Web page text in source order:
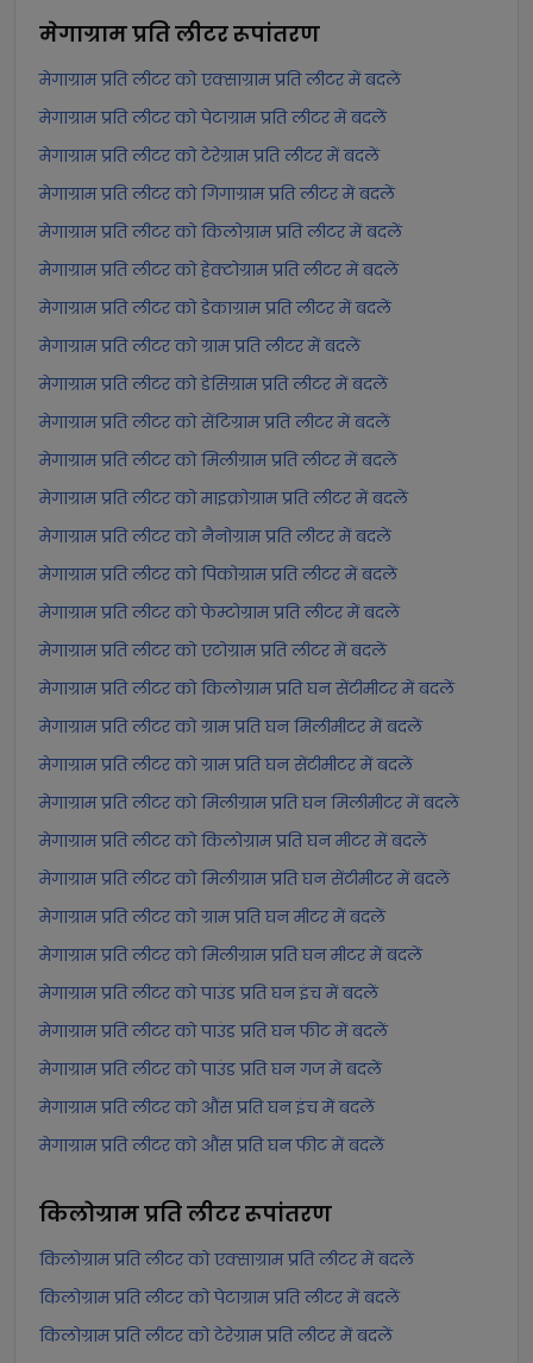
मेगाग्राम प्रति लीटररूपांतरण
मेगाग्राम प्रति लीटर को एक्साग्राम प्रति लीटर में बदलें
मेगाग्राम प्रति लीटर को पेटाग्राम प्रति लीटर में बदलें
मेगाग्राम प्रति लीटर को टेरेग्राम प्रति लीटर में बदलें
मेगाग्राम प्रति लीटर को गिगाग्राम प्रति लीटर में बदलें
मेगाग्राम प्रति लीटर को किलोग्राम प्रति लीटर में बदलें
मेगाग्राम प्रति लीटर को हेक्टोग्राम प्रति लीटर में बदलें
मेगाग्राम प्रति लीटर को डेकाग्राम प्रति लीटर में बदलें
मेगाग्राम प्रति लीटर को ग्राम प्रति लीटर में बदलें
मेगाग्राम प्रति लीटर को डेसिग्राम प्रति लीटर में बदलें
मेगाग्राम प्रति लीटर को सेंटिग्राम प्रति लीटर में बदलें
मेगाग्राम प्रति लीटर को मिलीग्राम प्रति लीटर में बदलें
मेगाग्राम प्रति लीटर को माइक्रोग्राम प्रति लीटर में बदलें
मेगाग्राम प्रति लीटर को नैनोग्राम प्रति लीटर में बदलें
मेगाग्राम प्रति लीटर को पिकोग्राम प्रति लीटर में बदलें
मेगाग्राम प्रति लीटर को फेम्टोग्राम प्रति लीटर में बदलें
मेगाग्राम प्रति लीटर को एटोग्राम प्रति लीटर में बदलें
मेगाग्राम प्रति लीटर को किलोग्राम प्रति घन सेंटीमीटर में बदलें
मेगाग्राम प्रति लीटर को ग्राम प्रति घन मिलीमीटर में बदलें
मेगाग्राम प्रति लीटर को ग्राम प्रति घन सेंटीमीटर में बदलें
मेगाग्राम प्रति लीटर को मिलीग्राम प्रति घन मिलीमीटर में बदलें
मेगाग्राम प्रति लीटर को किलोग्राम प्रति घन मीटर में बदलें
मेगाग्राम प्रति लीटर को मिलीग्राम प्रति घन सेंटीमीटर में बदलें
मेगाग्राम प्रति लीटर को ग्राम प्रति घन मीटर में बदलें
मेगाग्राम प्रति लीटर को मिलीग्राम प्रति घन मीटर में बदलें
मेगाग्राम प्रति लीटर को पाउंड प्रति घन इंच में बदलें
मेगाग्राम प्रति लीटर को पाउंड प्रति घन फीट में बदलें
मेगाग्राम प्रति लीटर को पाउंड प्रति घन गज में बदलें
मेगाग्राम प्रति लीटर को औंस प्रति घन इंच में बदलें
मेगाग्राम प्रति लीटर को औंस प्रति घन फीट में बदलें
किलोग्राम प्रति लीटररूपांतरण
किलोग्राम प्रति लीटर को एक्साग्राम प्रति लीटर में बदलें
किलोग्राम प्रति लीटर को पेटाग्राम प्रति लीटर में बदलें
किलोग्राम प्रति लीटर को टेरेग्राम प्रति लीटर में बदलें